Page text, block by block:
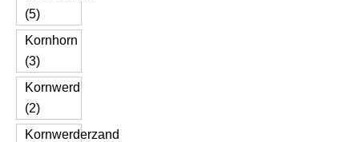
(5)
Kornhorn
(3)
Kornwerd
(2)
Kornwerderzand